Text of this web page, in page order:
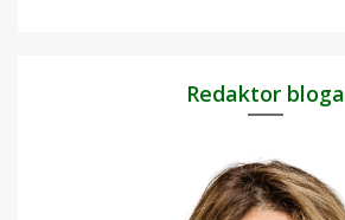
Redaktor bloga